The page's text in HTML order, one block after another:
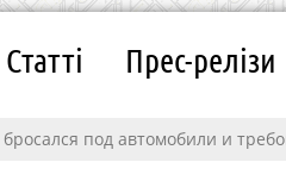
Статті Прес-релізи
под автомобили и